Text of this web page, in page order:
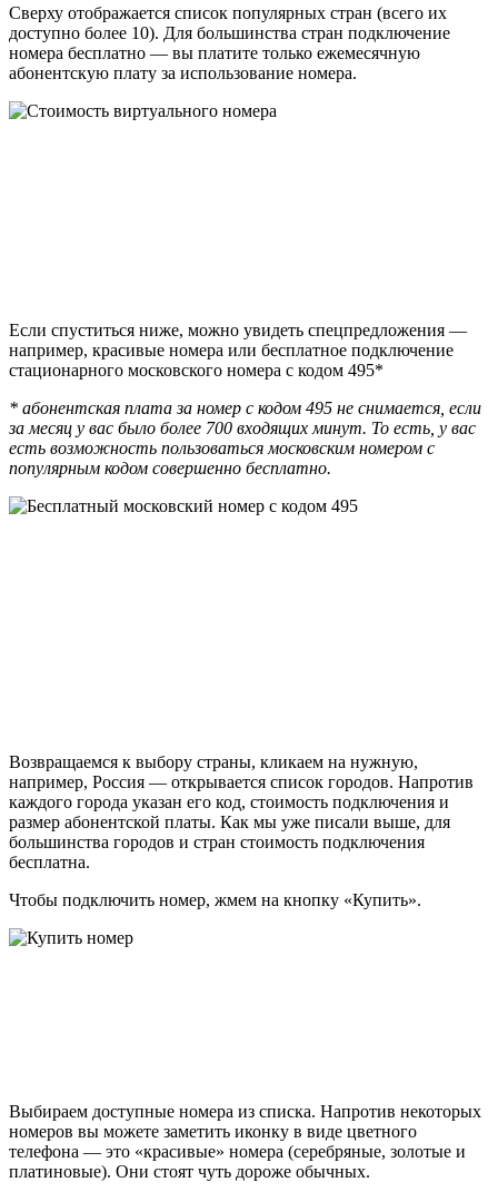
Сверху отображается список популярных стран (всего их
доступно более 10). Для большинства стран подключение
номера бесплатно — вы платите только ежемесячную
абонентскую плату за использование номера.
Если спуститься ниже, можно увидеть спецпредложения —
например, красивые номера или бесплатное подключение
стационарного московского номера с кодом 495*
* абонентская плата за номер с кодом 495 не снимается, если
за месяц у вас было более 700 входящих минут. То есть, у вас
есть возможность пользоваться московским номером с
популярным кодом совершенно бесплатно.
Возвращаемся к выбору страны, кликаем на нужную,
например, Россия — открывается список городов. Напротив
каждого города указан его код, стоимость подключения и
размер абонентской платы. Как мы уже писали выше, для
большинства городов и стран стоимость подключения
бесплатна.
Чтобы подключить номер, жмем на кнопку «Купить».
Выбираем доступные номера из списка. Напротив некоторых
номеров вы можете заметить иконку в виде цветного
телефона — это «красивые» номера (серебряные, золотые и
платиновые). Они стоят чуть дороже обычных.